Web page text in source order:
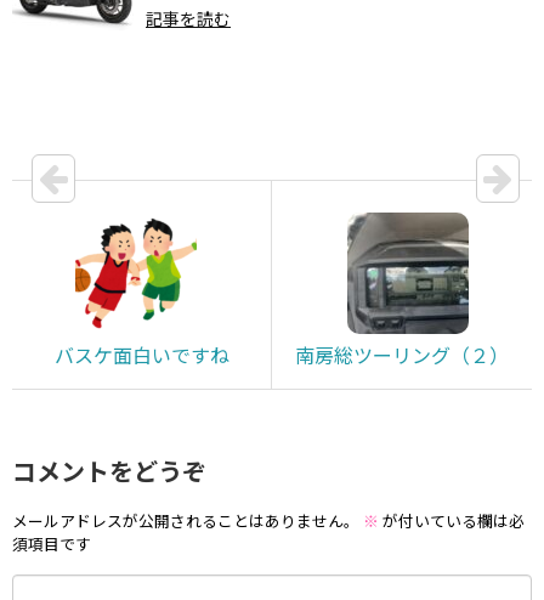
記事を読む
バスケ面白いですね 南房総ツーリング（２）
コメントをどうぞ
メールアドレスが公開されることはありません。 ※ が付いている欄は必
須項目です